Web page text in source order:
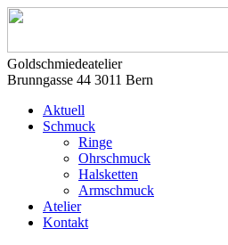
Goldschmiedeatelier
Brunngasse 44 3011 Bern
Aktuell
Schmuck
Ringe
Ohrschmuck
Halsketten
Armschmuck
Atelier
Kontakt